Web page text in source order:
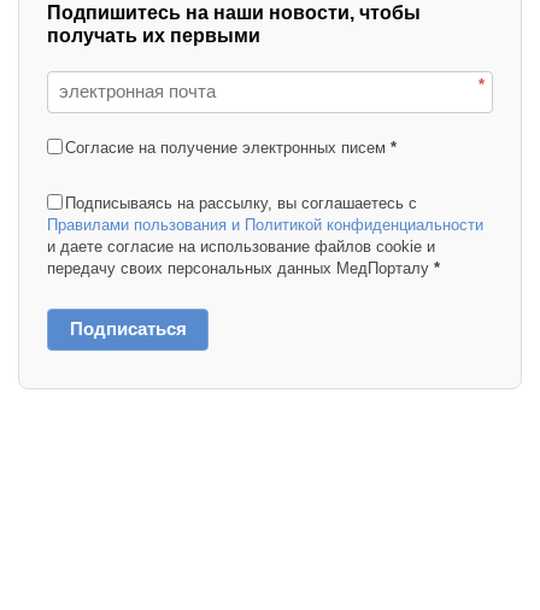
Подпишитесь на наши новости, чтобы
получать их первыми
*
Согласие на получение электронных писем *
Подписываясь на рассылку, вы соглашаетесь с
Правилами пользования и Политикой конфиденциальности
и даете согласие на использование файлов cookie и
передачу своих персональных данных МедПорталу *
Подписаться